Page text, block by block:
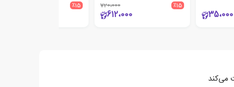
35،000
٪15 720،000
612،000
٪15
می‌کند